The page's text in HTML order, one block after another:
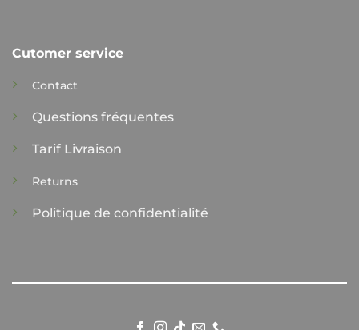
Cutomer service
Contact
Questions fréquentes
Tarif Livraison
Returns
Politique de confidentialité